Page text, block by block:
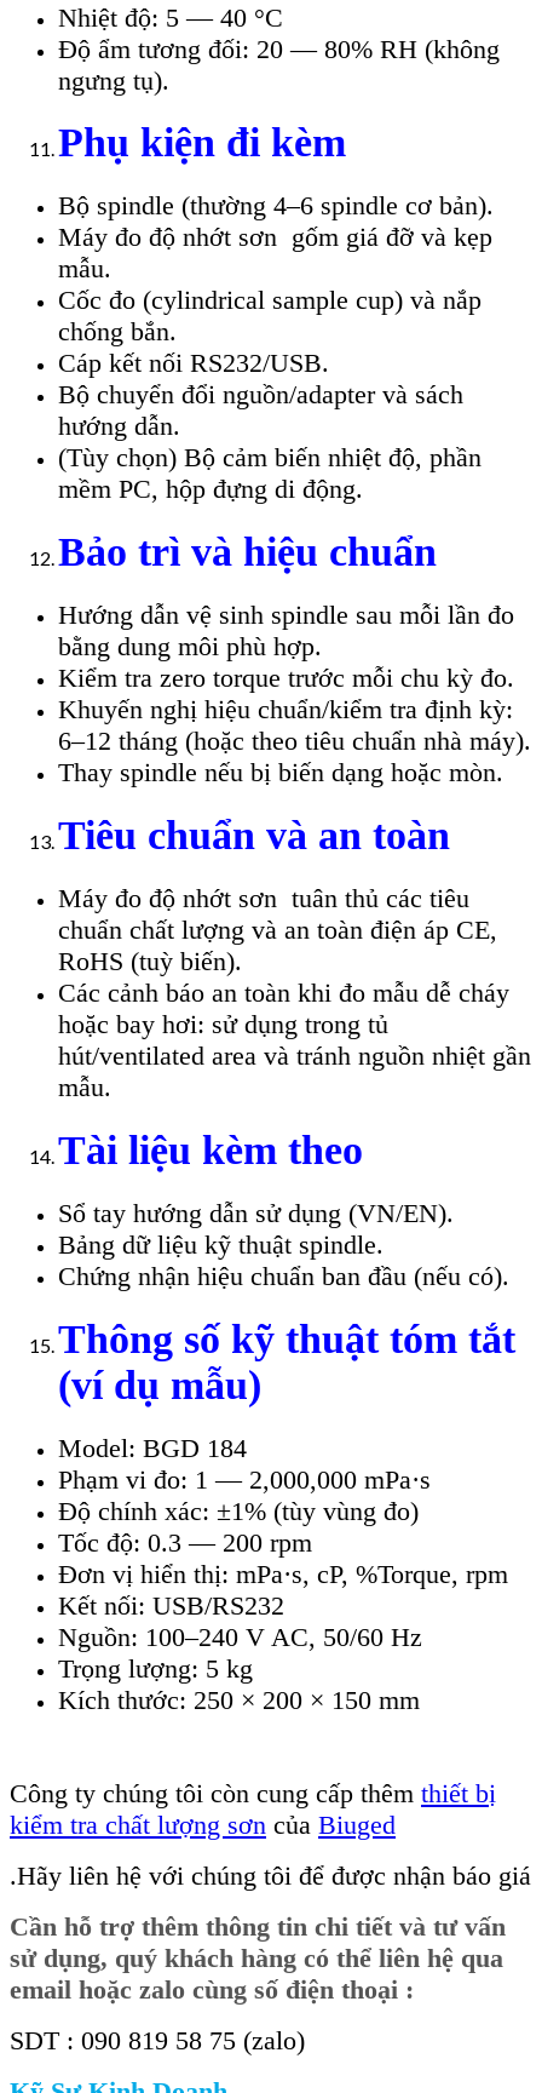
Nhiệt độ: 5 — 40 °C
Độ ẩm tương đối: 20 — 80% RH (không
ngưng tụ).
Phụ kiện đi kèm
Bộ spindle (thường 4–6 spindle cơ bản).
Máy đo độ nhớt sơn gốm giá đỡ và kẹp
mẫu.
Cốc đo (cylindrical sample cup) và nắp
chống bắn.
Cáp kết nối RS232/USB.
Bộ chuyển đổi nguồn/adapter và sách
hướng dẫn.
(Tùy chọn) Bộ cảm biến nhiệt độ, phần
mềm PC, hộp đựng di động.
Bảo trì và hiệu chuẩn
Hướng dẫn vệ sinh spindle sau mỗi lần đo
bằng dung môi phù hợp.
Kiểm tra zero torque trước mỗi chu kỳ đo.
Khuyến nghị hiệu chuẩn/kiểm tra định kỳ:
6–12 tháng (hoặc theo tiêu chuẩn nhà máy).
Thay spindle nếu bị biến dạng hoặc mòn.
Tiêu chuẩn và an toàn
Máy đo độ nhớt sơn tuân thủ các tiêu
chuẩn chất lượng và an toàn điện áp CE,
RoHS (tuỳ biến).
Các cảnh báo an toàn khi đo mẫu dễ cháy
hoặc bay hơi: sử dụng trong tủ
hút/ventilated area và tránh nguồn nhiệt gần
mẫu.
Tài liệu kèm theo
Sổ tay hướng dẫn sử dụng (VN/EN).
Bảng dữ liệu kỹ thuật spindle.
Chứng nhận hiệu chuẩn ban đầu (nếu có).
Thông số kỹ thuật tóm tắt
(ví dụ mẫu)
Model: BGD 184
Phạm vi đo: 1 — 2,000,000 mPa·s
Độ chính xác: ±1% (tùy vùng đo)
Tốc độ: 0.3 — 200 rpm
Đơn vị hiển thị: mPa·s, cP, %Torque, rpm
Kết nối: USB/RS232
Nguồn: 100–240 V AC, 50/60 Hz
Trọng lượng: 5 kg
Kích thước: 250 × 200 × 150 mm
Công ty chúng tôi còn cung cấp thêm thiết bị
kiểm tra chất lượng sơn của Biuged
.Hãy liên hệ với chúng tôi để được nhận báo giá
Cần hỗ trợ thêm thông tin chi tiết và tư vấn
sử dụng, quý khách hàng có thể liên hệ qua
email hoặc zalo cùng số điện thoại :
SDT : 090 819 58 75 (zalo)